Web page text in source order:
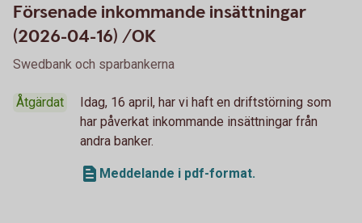
Försenade inkommande insättningar
(2026-04-16) /OK
Swedbank och sparbankerna
Åtgärdat
Idag, 16 april, har vi haft en driftstörning som
har påverkat inkommande insättningar från
andra banker.
Meddelande i pdf-format.